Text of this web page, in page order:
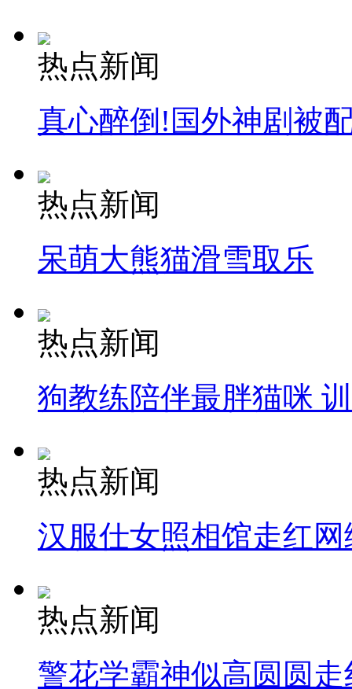
热点新闻
真心醉倒!国外神剧被
热点新闻
呆萌大熊猫滑雪取乐
热点新闻
狗教练陪伴最胖猫咪
热点新闻
汉服仕女照相馆走红网
热点新闻
警花学霸神似高圆圆走